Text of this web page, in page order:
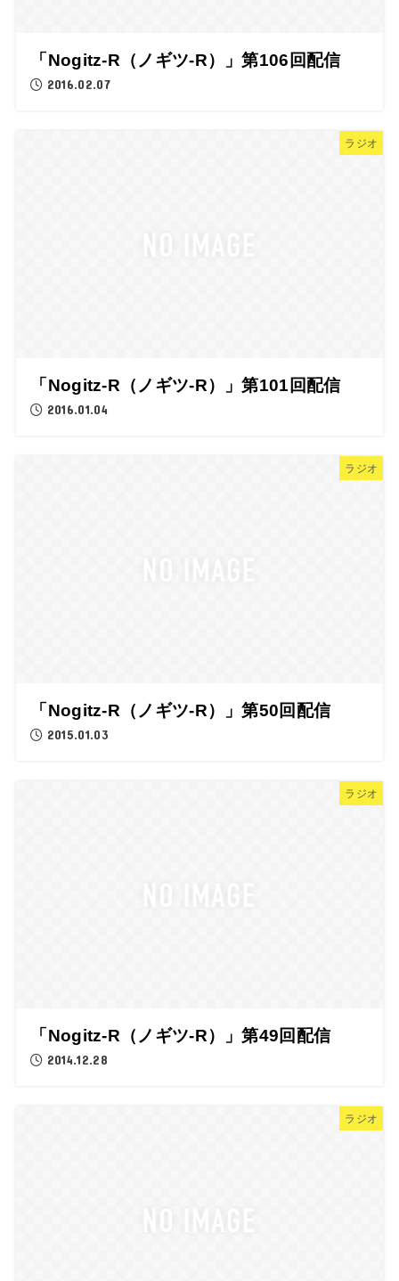
「Nogitz-R（ノギツ-R）」第106回配信
2016.02.07
ラジオ
「Nogitz-R（ノギツ-R）」第101回配信
2016.01.04
ラジオ
「Nogitz-R（ノギツ-R）」第50回配信
2015.01.03
ラジオ
「Nogitz-R（ノギツ-R）」第49回配信
2014.12.28
ラジオ